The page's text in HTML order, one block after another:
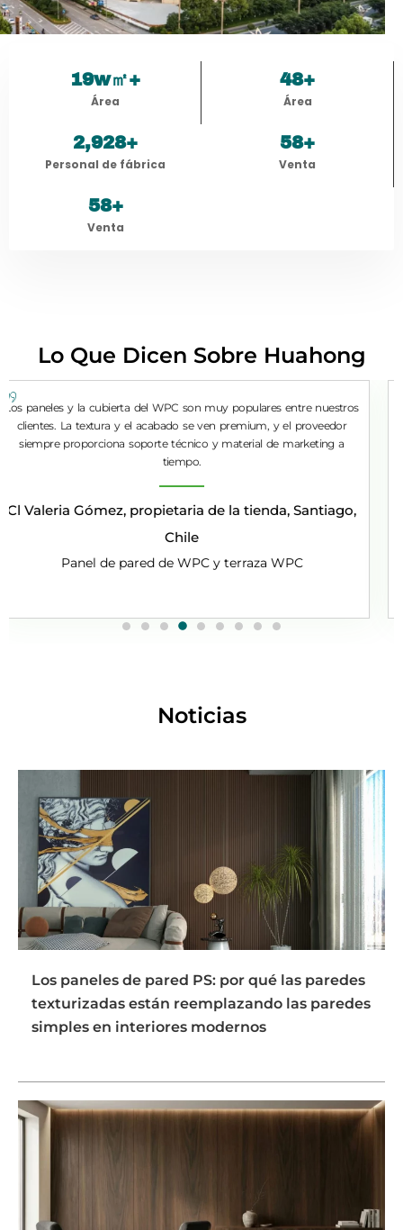
Área
20w㎡+
Área
50+
Personal de fábrica
3,000+
Venta
60+
Venta
60+
Lo Que Dicen Sobre Huahong
Son uno de nuestros proveedores más confiables para el piso de
SPC. Su tiempo de entrega es preciso y el producto coincide
exactamente con la muestra. También apreciamos su flexibilidad con
pedidos de contenedores mixtos.
Co Andrés Torres, Mayorista de materiales de
construcción, Bogotá, Colombia
SPC Pisos y accesorios
Noticias
Los paneles de pared PS: por qué las paredes
texturizadas están reemplazando las paredes
simples en interiores modernos